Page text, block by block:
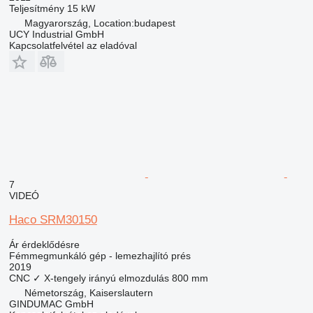
Teljesítmény 15 kW
Magyarország, Location:budapest
UCY Industrial GmbH
Kapcsolatfelvétel az eladóval
7
VIDEÓ
Haco SRM30150
Ár érdeklődésre
Fémmegmunkáló gép - lemezhajlító prés
2019
CNC ✓ X-tengely irányú elmozdulás 800 mm
Németország, Kaiserslautern
GINDUMAC GmbH